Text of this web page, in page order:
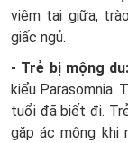
viêm tai giữa,
giấc ngủ.
- Trẻ bị mộng du:
kiểu Parasomnia.
tuổi đã biết đi.
gặp ác mộng khi